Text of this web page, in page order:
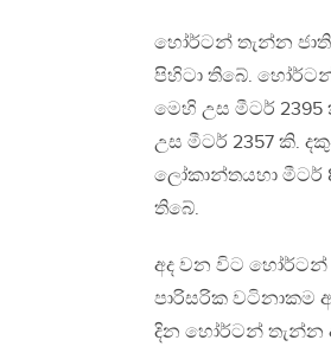
හෝර්ටන් තැන්න
පිහිටා තිබේ.
මෙහි උස මීටර්
උස මීටර් 2357 කි.
ලෝකාන්තයහා මීටර්
තිබේ.
අද වන විට හෝර්ටන්
පාරිසරික වටිනාකම
දින හෝර්ටන් තැන්න